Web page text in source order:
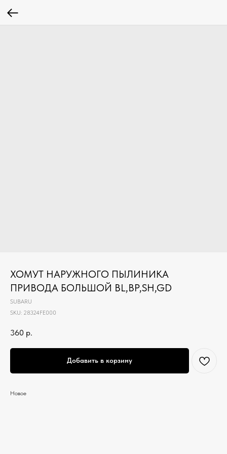
ХОМУТ НАРУЖНОГО ПЫЛИНИКА
ПРИВОДА БОЛЬШОЙ BL,BP,SH,GD
SUBARU
SKU: 28324FE000
360 р.
Добавить в корзину
Новое